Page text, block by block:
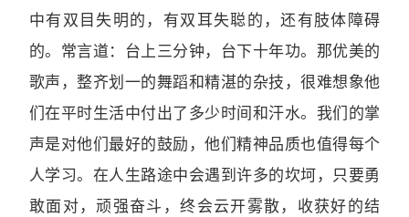
中有双目失明的，有双耳失聪的，还有肢体障碍
的。常言道：台上三分钟，台下十年功。那优美的
歌声，整齐划一的舞蹈和精湛的杂技，很难想象他
们在平时生活中付出了多少时间和汗水。我们的掌
声是对他们最好的鼓励，他们精神品质也值得每个
人学习。在人生路途中会遇到许多的坎坷，只要勇
敢面对，顽强奋斗，终会云开雾散，收获好的结